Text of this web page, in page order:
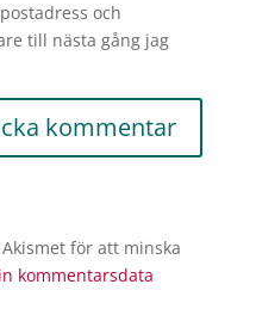
och
till nästa gång jag
för att minska
kommentarsdata